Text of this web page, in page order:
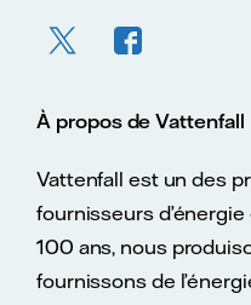
À propos de Vattenfall
Vattenfall est un des
fournisseurs
100 ans, nous
fournissons de